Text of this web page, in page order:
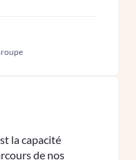
la capacité
de nos